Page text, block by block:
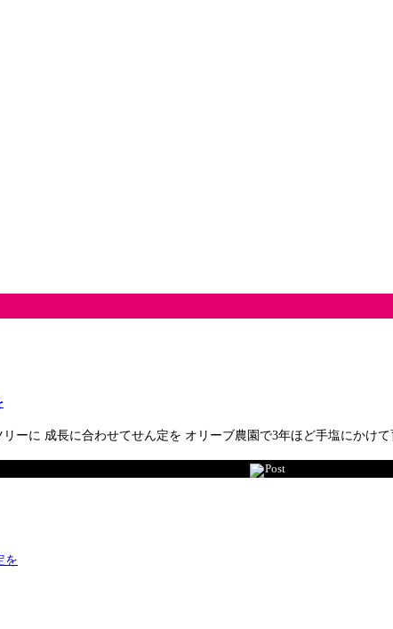
ーに 成長に合わせてせん定を オリーブ農園で3年ほど手塩にかけ
Post